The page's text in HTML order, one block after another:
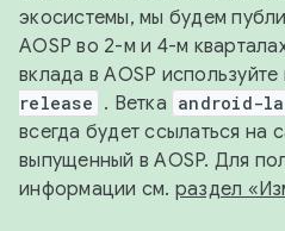
экосистемы, мы будем
AOSP во 2-м и 4-м
вклада в AOSP используйте
release . Ветка android-
всегда будет ссылаться на
выпущенный в AOSP. Для
информации см. раздел